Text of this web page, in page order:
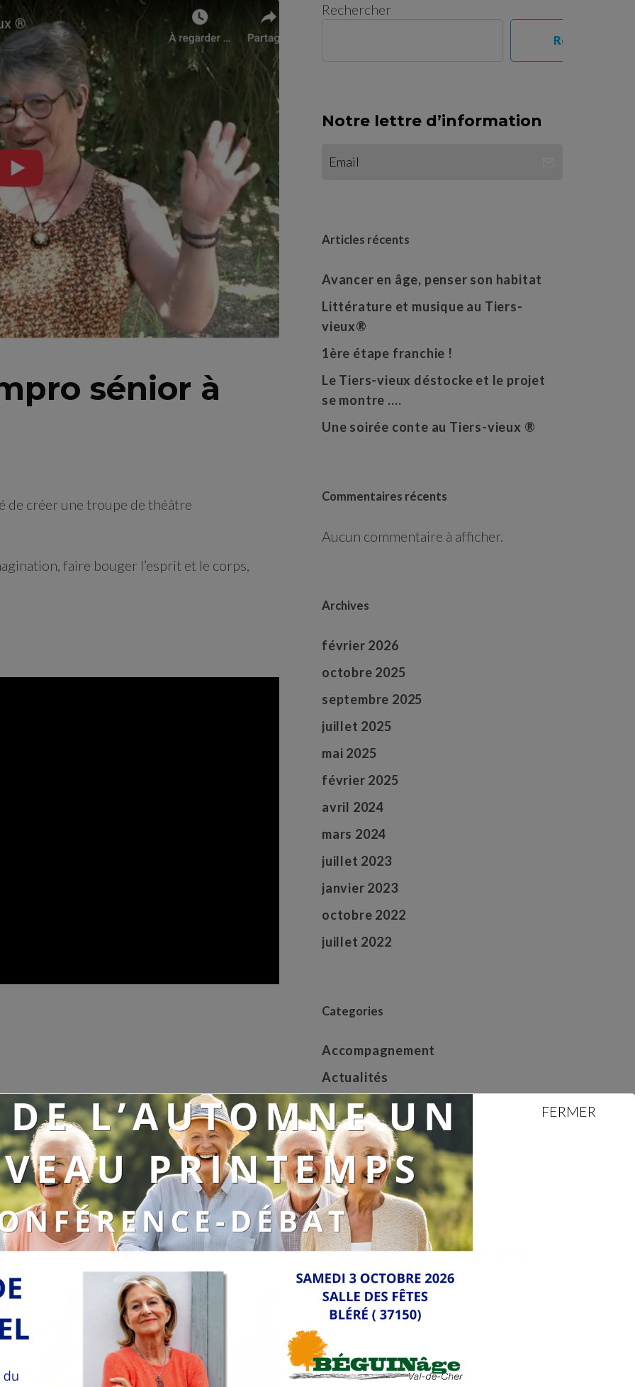
sénior à
de créer une troupe de théâtre
faire bouger l’esprit et le corps,
Article suivant
Une soirée conte au Tiers-vieux ®
Rechercher
Rechercher
Notre lettre d’information
Articles récents
Avancer en âge, penser son habitat
Littérature et musique au Tiers-
vieux®
1ère étape franchie !
Le Tiers-vieux déstocke et le projet
se montre ….
Une soirée conte au Tiers-vieux ®
Commentaires récents
Aucun commentaire à afficher.
Archives
février 2026
octobre 2025
septembre 2025
juillet 2025
mai 2025
février 2025
avril 2024
mars 2024
juillet 2023
janvier 2023
octobre 2022
juillet 2022
Categories
Accompagnement
Actualités
Béguinage solidaire
billets d'humeur
Dans la presse
Uncategorized
Notre lettre d’information
FERMER